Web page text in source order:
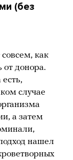
(без
как
донора.
случае
а затем
нашел